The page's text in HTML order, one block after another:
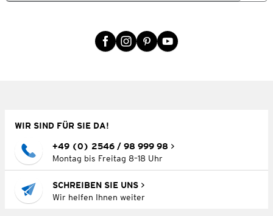
WIR SIND FÜR SIE DA!
+49 (0) 2546 / 98 999 98
Montag bis Freitag 8–18 Uhr
SCHREIBEN SIE UNS
Wir helfen Ihnen weiter